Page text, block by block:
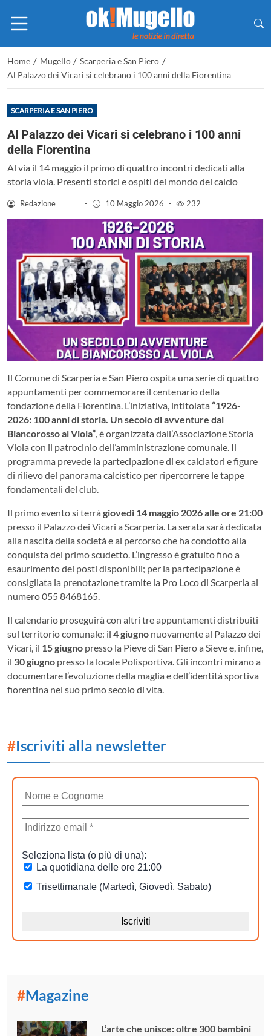
Home / Mugello / Scarperia e San Piero /
Al Palazzo dei Vicari si celebrano i 100 anni della Fiorentina
SCARPERIA E SAN PIERO
Al Palazzo dei Vicari si celebrano i 100 anni
della Fiorentina
Al via il 14 maggio il primo di quattro incontri dedicati alla
storia viola. Presenti storici e ospiti del mondo del calcio
Redazione - 10 Maggio 2026 - 232
Il Comune di Scarperia e San Piero ospita una serie di quattro
appuntamenti per commemorare il centenario della
fondazione della Fiorentina. L’iniziativa, intitolata “1926-
2026: 100 anni di storia. Un secolo di avventure dal
Biancorosso al Viola”, è organizzata dall’Associazione Storia
Viola con il patrocinio dell’amministrazione comunale. Il
programma prevede la partecipazione di ex calciatori e figure
di rilievo del panorama calcistico per ripercorrere le tappe
fondamentali del club.
Il primo evento si terrà giovedì 14 maggio 2026 alle ore 21:00
presso il Palazzo dei Vicari a Scarperia. La serata sarà dedicata
alla nascita della società e al percorso che ha condotto alla
conquista del primo scudetto. L’ingresso è gratuito fino a
esaurimento dei posti disponibili; per la partecipazione è
consigliata la prenotazione tramite la Pro Loco di Scarperia al
numero 055 8468165.
Il calendario proseguirà con altri tre appuntamenti distribuiti
sul territorio comunale: il 4 giugno nuovamente al Palazzo dei
Vicari, il 15 giugno presso la Pieve di San Piero a Sieve e, infine,
il 30 giugno presso la locale Polisportiva.Gli incontri mirano a
documentare l’evoluzione della maglia e dell’identità sportiva
fiorentina nel suo primo secolo di vita.
#Iscriviti alla newsletter
#Magazine
L’arte che unisce: oltre 300 bambini